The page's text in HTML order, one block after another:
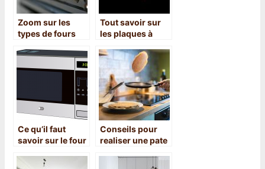
Zoom sur les
types de fours
le marche
Tout savoir sur
les plaques à
Ce qu’il faut
savoir sur le four
Conseils pour
realiser une pate
saveurs mojito